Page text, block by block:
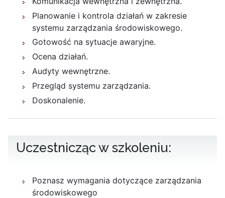
Planowanie i kontrola działań w zakresie
systemu zarządzania środowiskowego.
Gotowość na sytuacje awaryjne.
Ocena działań.
Audyty wewnętrzne.
Przegląd systemu zarządzania.
Doskonalenie.
Uczestnicząc w szkoleniu:
Poznasz wymagania dotyczące zarządzania
środowiskowego